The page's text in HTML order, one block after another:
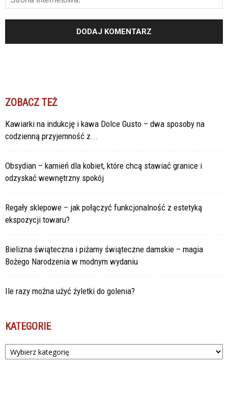
ZOBACZ TEŻ
Kawiarki na indukcję i kawa Dolce Gusto – dwa sposoby na
codzienną przyjemność z...
Obsydian – kamień dla kobiet, które chcą stawiać granice i
odzyskać wewnętrzny spokój
Regały sklepowe – jak połączyć funkcjonalność z estetyką
ekspozycji towaru?
Bielizna świąteczna i piżamy świąteczne damskie – magia
Bożego Narodzenia w modnym wydaniu
Ile razy można użyć żyletki do golenia?
KATEGORIE
Kategorie